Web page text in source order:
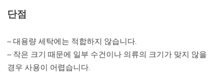
단점
– 대용량 세탁에는 적합하지 않습니다.
– 작은 크기 때문에 일부 수건이나 의류의 크기가 맞지 않을
경우 사용이 어렵습니다.